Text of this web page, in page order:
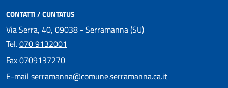
CONTATTI / CUNTATUS
Via Serra, 40, 09038 - Serramanna (SU)
Tel.070 9132001
Fax0709137270
E-mail serramanna@comune.serramanna.ca.it